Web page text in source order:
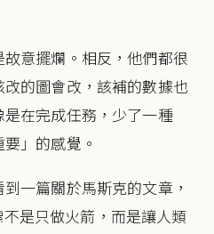
意擺爛。相反，他們都很
的圖會改，該補的數據也
在完成任務，少了一種
」的感覺。
一篇關於馬斯克的文章，
是只做火箭，而是讓人類